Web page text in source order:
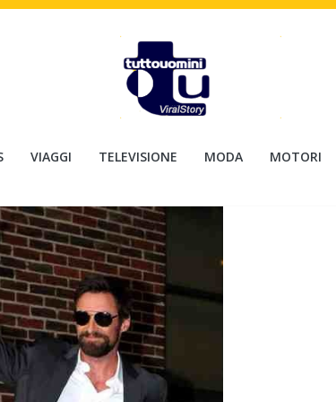
VIAGGI TELEVISIONE MODA MOTORI